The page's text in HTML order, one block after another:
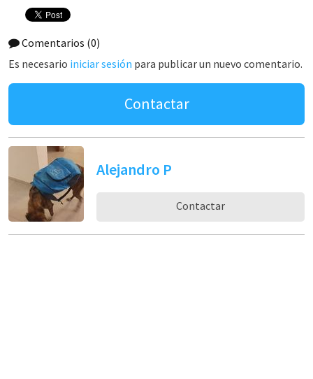
Comentarios (0)
Es necesario iniciar sesión para publicar un nuevo comentario.
Contactar
Alejandro P
Contactar